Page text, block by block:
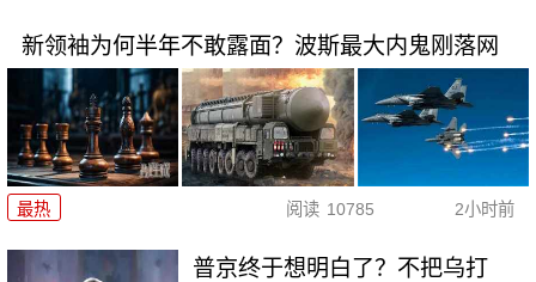
新领袖为何半年不敢露面？波斯最大内鬼刚落网
最热 阅读 10785 2小时前
普京终于想明白了？不把乌打